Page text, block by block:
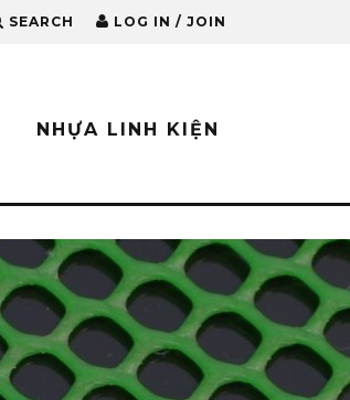
SEARCH LOG IN / JOIN
NHỰA LINH KIỆN